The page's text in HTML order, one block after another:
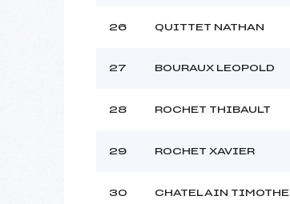
26 QUITTET NATHAN
27 BOURAUX LEOPOLD
28 ROCHET THIBAULT
29 ROCHET XAVIER
30 CHATELAIN TIMOTHE